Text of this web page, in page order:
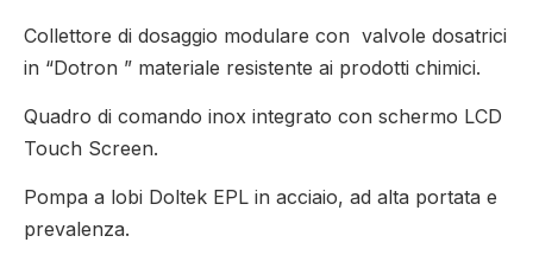
Collettore di dosaggio modulare con valvole dosatrici
in “Dotron ” materiale resistente ai prodotti chimici.
Quadro di comando inox integrato con schermo LCD
Touch Screen.
Pompa a lobi Doltek EPL in acciaio, ad alta portata e
prevalenza.